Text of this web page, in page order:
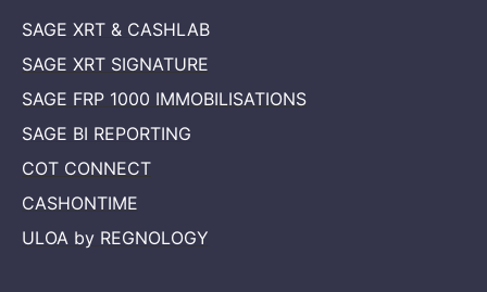
SAGE XRT & CASHLAB
SAGE XRT SIGNATURE
SAGE FRP 1000 IMMOBILISATIONS
SAGE BI REPORTING
COT CONNECT
CASHONTIME
ULOA by REGNOLOGY